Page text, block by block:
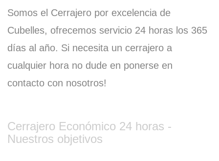
Somos el Cerrajero por excelencia de
Cubelles, ofrecemos servicio 24 horas los 365
días al año. Si necesita un cerrajero a
cualquier hora no dude en ponerse en
contacto con nosotros!
Cerrajero Económico 24 horas -
Nuestros objetivos